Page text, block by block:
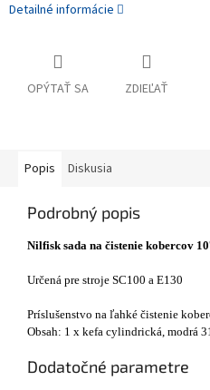
Detailné informácie
OPÝTAŤ SA ZDIEĽAŤ
Popis Diskusia
Podrobný popis
Nilfisk sada na čistenie kobercov
Určená pre stroje SC100 a E130
Príslušenstvo na ľahké čistenie
Obsah: 1 x kefa cylindrická, modrá
Dodatočné parametre